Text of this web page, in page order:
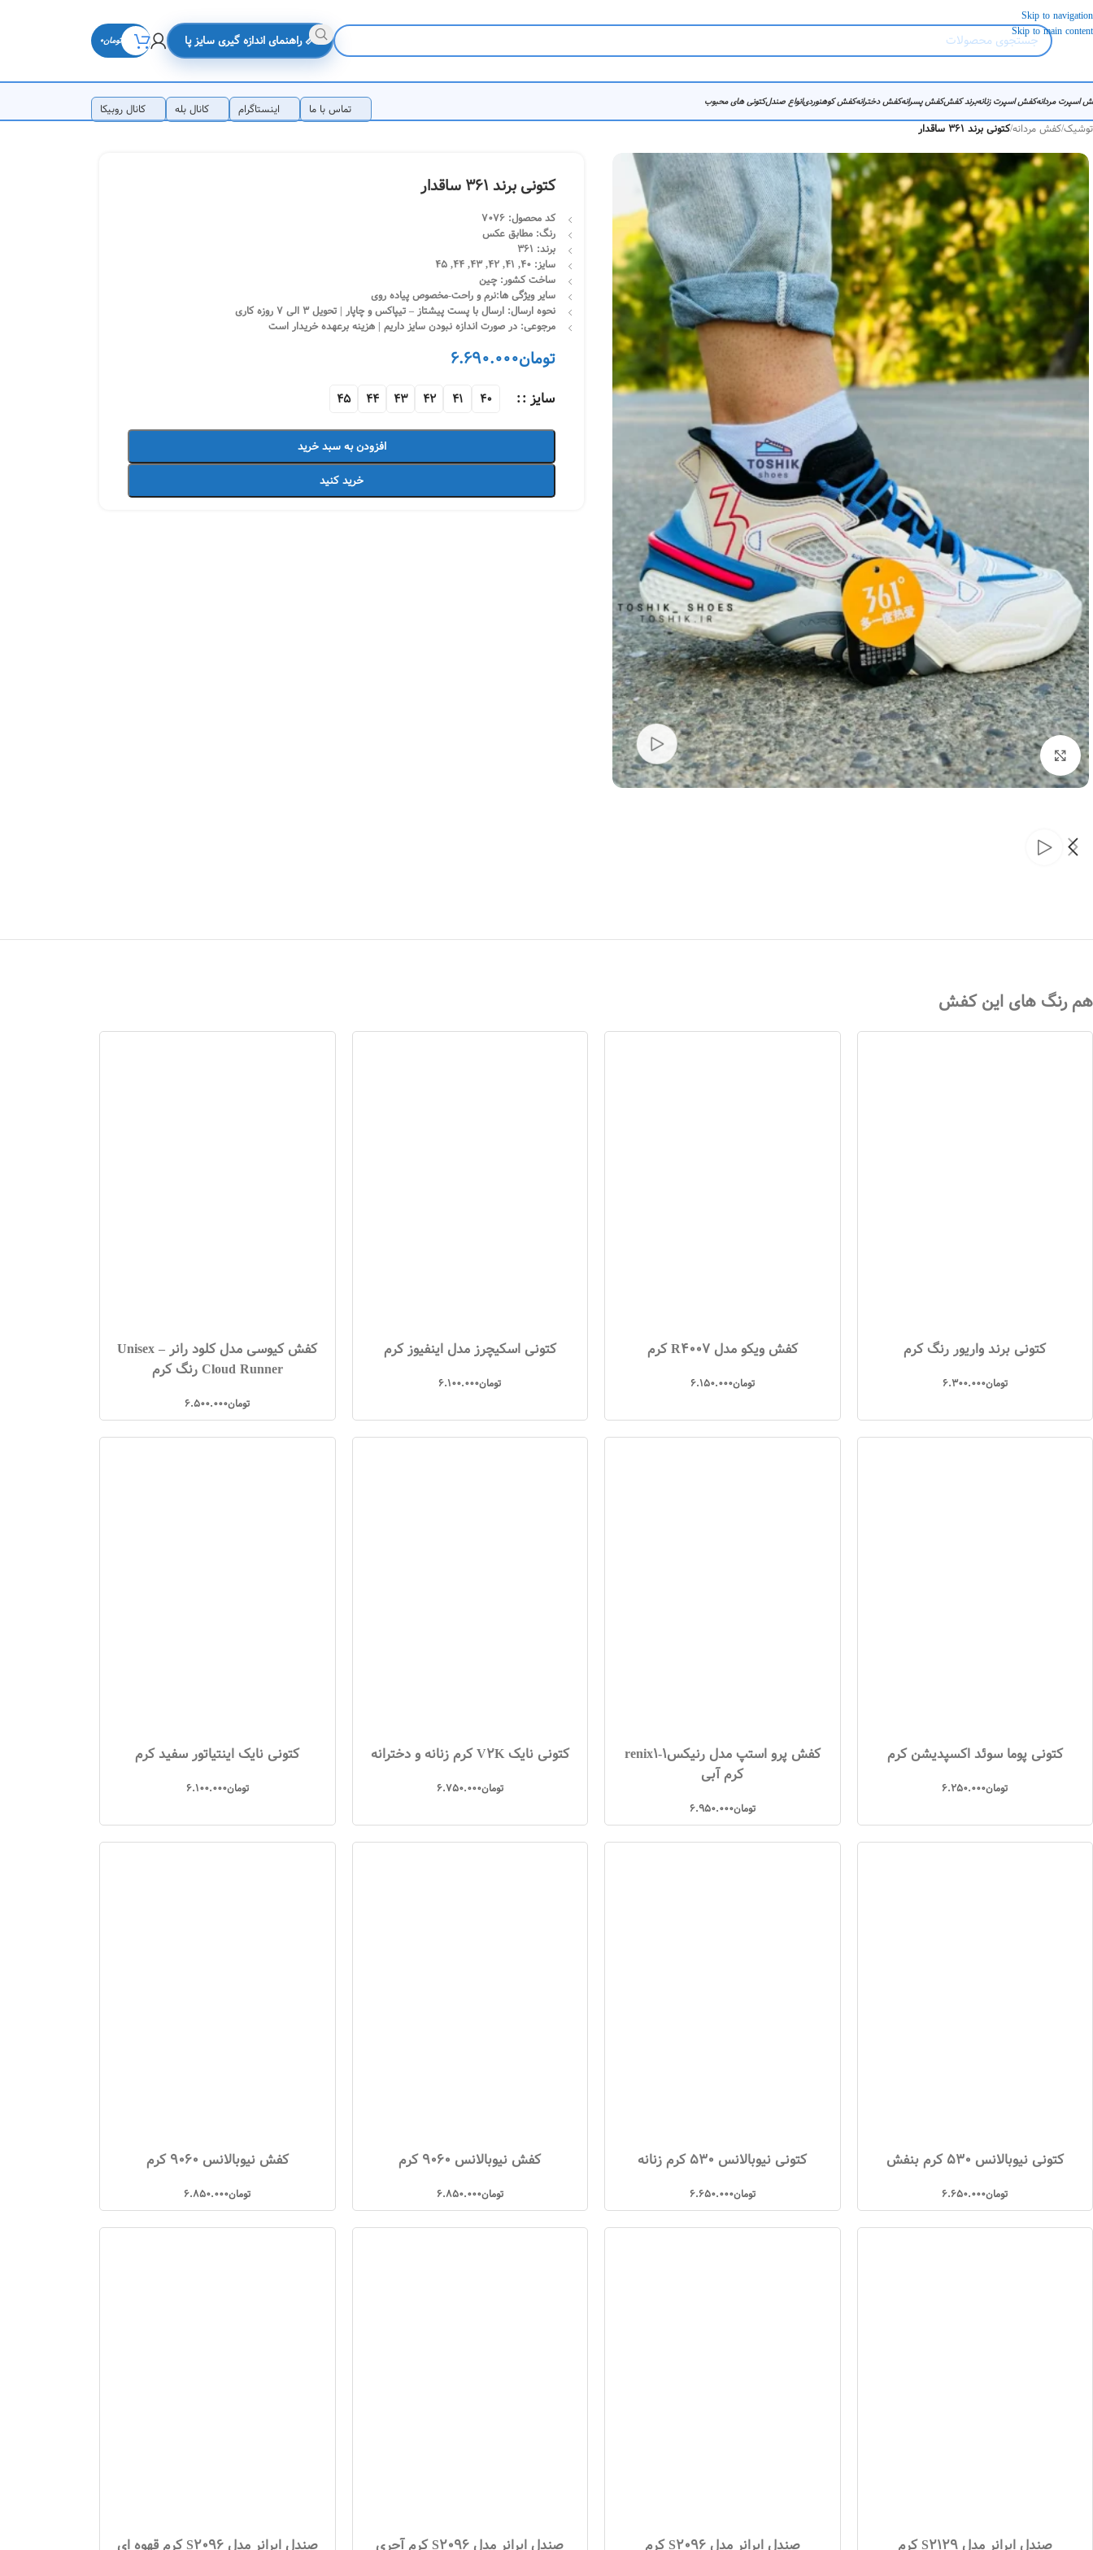
Skip to navigation
Skip to main content
📏 راهنمای اندازه گیری سایز پا تومان0
اسپرت مردانهکفش اسپرت زنانهبرند کفشکفش پسرانهکفش دخترانهکفش کوهنوردیانواع صندلکتونی های محبوب تماس با ما اینستاگرام کانال بله
کانال روبیکا
توشیک/کفش مردانه/کتونی برند 361 ساقدار
بزرگنمایی تصویر
کتونی برند 361 ساقدار
کد محصول: 7076
رنگ: مطابق عکس
برند: 361
سایز: 40, 41, 42, 43, 44, 45
ساخت کشور: چین
سایر ویژگی ها:نرم و راحت-مخصوص پیاده روی
نحوه ارسال: ارسال با پست پیشتاز – تیپاکس و چاپار | تحویل 3 الی 7 روزه کاری
مرجوعی: در صورت اندازه نبودن سایز داریم | هزینه برعهده خریدار است
تومان6.690.000
سایز : 40
41
42
43
44
45
افزودن به سبد خرید
خرید کنید
هم رنگ های این کفش
کتونی برند واریور رنگ کرم
تومان6.300.000
کفش ویکو مدل R4007 کرم
تومان6.150.000
کتونی اسکیچرز مدل اینفیوز کرم
تومان6.100.000
کفش کیوسی مدل کلود رانر – Unisex
Cloud Runner رنگ کرم
تومان6.500.000
کتونی پوما سوئد اکسپدیشن کرم
تومان6.250.000
کفش پرو استپ مدل رنیکس1-renix1
کرم آبی
تومان6.950.000
کتونی نایک V2K کرم زنانه و دخترانه
تومان6.750.000
کتونی نایک اینتیاتور سفید کرم
تومان6.100.000
کتونی نیوبالانس 530 کرم بنفش
تومان6.650.000
کتونی نیوبالانس 530 کرم زنانه
تومان6.650.000
کفش نیوبالانس 9060 کرم
تومان6.850.000
کفش نیوبالانس 9060 کرم
تومان6.850.000
صندل ایرانر مدل S2129 کرم صندل ایرانر مدل S2096 کرم صندل ایرانر مدل S2096 کرم آجری صندل ایرانر مدل S2096 کرم قهوه ای